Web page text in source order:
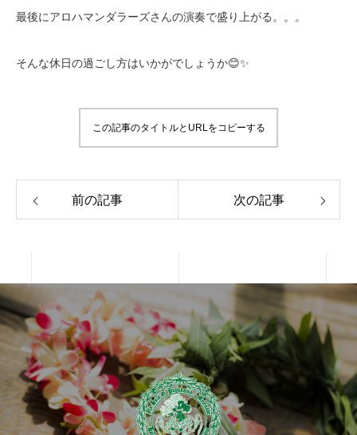
最後にアロハマンダラーズさんの演奏で盛り上がる。。。
そんな休日の過ごし方はいかがでしょうか😊✨
この記事のタイトルとURLをコピーする
前の記事 次の記事